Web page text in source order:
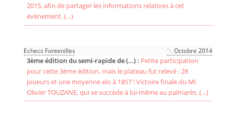
2015, afin de partager les informations relatives à cet
évènement. (…)
Echecs Fontenilles Octobre 2014
3ème édition du semi-rapide de (…) : Petite participation
pour cette 3ème édition, mais le plateau fut relevé : 28
joueurs et une moyenne elo à 1857 ! Victoire finale du MI
Olivier TOUZANE, qui se succède à lui-même au palmarès. (…)